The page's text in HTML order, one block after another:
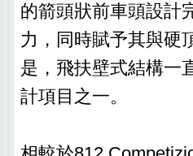
的箭頭狀前車頭設計
力，同時賦予其與硬
是，飛扶壁式結構一
計項目之一。